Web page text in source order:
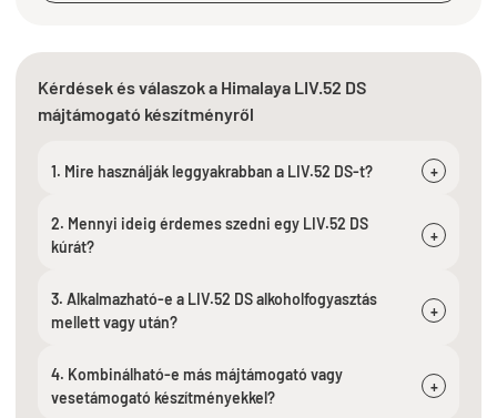
Kérdések és válaszok a Himalaya LIV.52 DS
májtámogató készítményről
1. Mire használják leggyakrabban a LIV.52 DS-t? +
2. Mennyi ideig érdemes szedni egy LIV.52 DS
kúrát?
+
3. Alkalmazható-e a LIV.52 DS alkoholfogyasztás
mellett vagy után?
+
4. Kombinálható-e más májtámogató vagy
vesetámogató készítményekkel?
+